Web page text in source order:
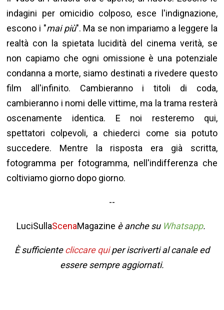
indagini per omicidio colposo, esce l'indignazione,
escono i "mai più". Ma se non impariamo a leggere la
realtà con la spietata lucidità del cinema verità, se
non capiamo che ogni omissione è una potenziale
condanna a morte, siamo destinati a rivedere questo
film all'infinito. Cambieranno i titoli di coda,
cambieranno i nomi delle vittime, ma la trama resterà
oscenamente identica. E noi resteremo qui,
spettatori colpevoli, a chiederci come sia potuto
succedere. Mentre la risposta era già scritta,
fotogramma per fotogramma, nell'indifferenza che
coltiviamo giorno dopo giorno.
--
LuciSullaScenaMagazine è anche su Whatsapp.
È sufficientecliccare quiper iscriverti al canale ed
essere sempre aggiornati.